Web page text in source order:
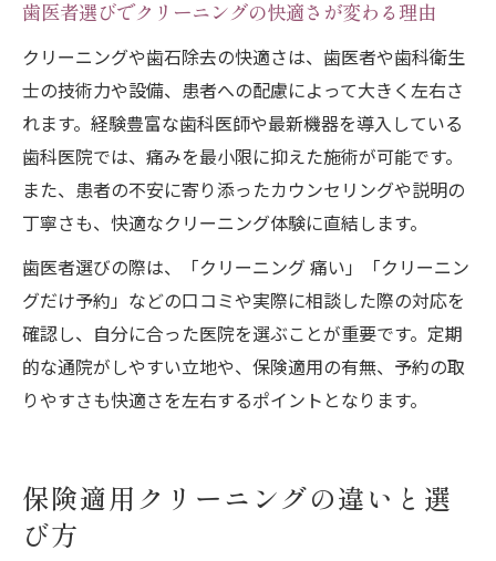
歯医者選びでクリーニングの快適さが変わる理由
クリーニングや歯石除去の快適さは、歯医者や歯科衛生
士の技術力や設備、患者への配慮によって大きく左右さ
れます。経験豊富な歯科医師や最新機器を導入している
歯科医院では、痛みを最小限に抑えた施術が可能です。
また、患者の不安に寄り添ったカウンセリングや説明の
丁寧さも、快適なクリーニング体験に直結します。
歯医者選びの際は、「クリーニング 痛い」「クリーニン
グだけ予約」などの口コミや実際に相談した際の対応を
確認し、自分に合った医院を選ぶことが重要です。定期
的な通院がしやすい立地や、保険適用の有無、予約の取
りやすさも快適さを左右するポイントとなります。
保険適用クリーニングの違いと選
び方